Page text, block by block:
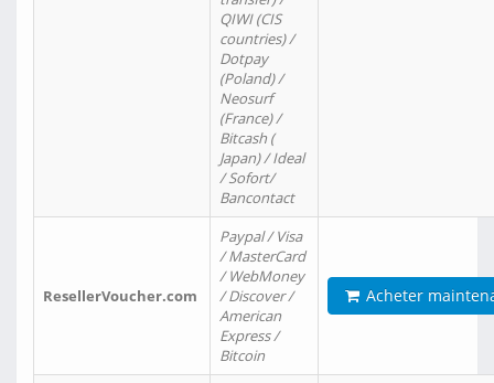
QIWI (CIS
countries) /
Dotpay
(Poland) /
Neosurf
(France) /
Bitcash (
Japan) / Ideal
/ Sofort/
Bancontact
ResellerVoucher.com
Paypal / Visa
/ MasterCard
/ WebMoney
/ Discover /
American
Express /
Bitcoin
Acheter